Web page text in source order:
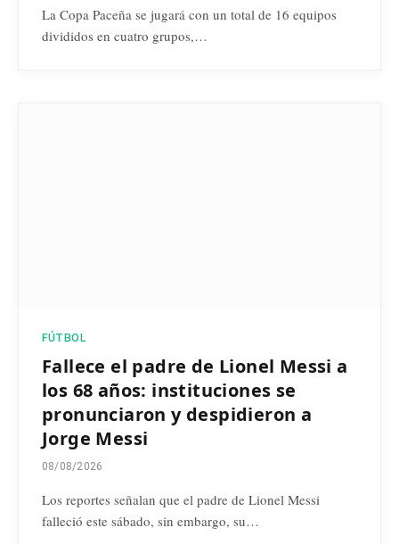
La Copa Paceña se jugará con un total de 16 equipos
divididos en cuatro grupos,…
FÚTBOL
Fallece el padre de Lionel Messi a
los 68 años: instituciones se
pronunciaron y despidieron a
Jorge Messi
08/08/2026
Los reportes señalan que el padre de Lionel Messi
falleció este sábado, sin embargo, su…